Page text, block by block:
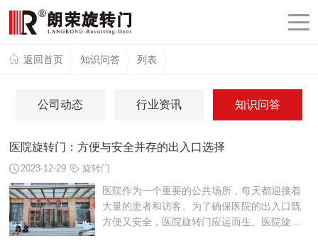
返回首页 知识问答 列表
公司动态 行业资讯 知识问答
医院旋转门：方便与安全并存的出入口选择
2023-12-29 旋转门
医院作为一个重要的公共场所，每天都迎接着
大量的患者和访客。为了确保医院的出入口既
方便又安全，医院旋转门应运而生。医院旋转